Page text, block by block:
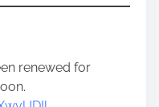
renewed for